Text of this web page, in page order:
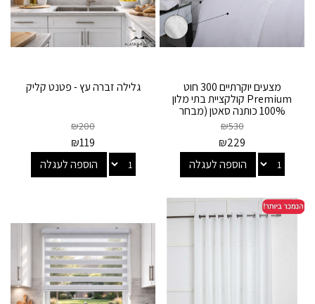
מצעים יוקרתיים 300 חוט
Premium קולקציית בתי מלון
100% כותנה סאטן (מבחר
מידות)
₪530
₪229
הוספה לעגלה
גלילה זברה עץ - פטנט קליק
₪200
₪119
הוספה לעגלה